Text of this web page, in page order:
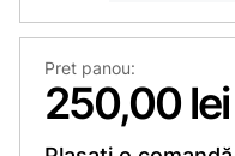
Pret panou:
250,00 lei